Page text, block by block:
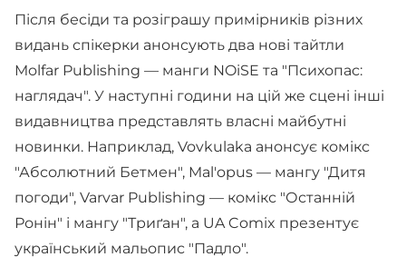
Після бесіди та розіграшу примірників різних
видань спікерки анонсують два нові тайтли
Molfar Publishing — манги NOiSE та "Психопас:
наглядач". У наступні години на цій же сцені інші
видавництва представлять власні майбутні
новинки. Наприклад, Vovkulaka анонсує комікс
"Абсолютний Бетмен", Mal'opus — мангу "Дитя
погоди", Varvar Publishing — комікс "Останній
Ронін" і мангу "Триґан", а UA Comix презентує
український мальопис "Падло".